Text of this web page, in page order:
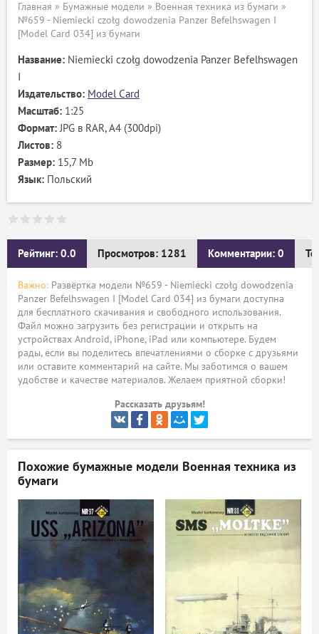
Главная » Бумажные модели » Военная техника из бумаги »
№659 - Niemiecki czołg dowodzenia Panzer Befelhswagen I
[Model Card 034] из бумаги
Название: Niemiecki czołg dowodzenia Panzer Befelhswagen
I
Издательство: Model Card
Масштаб: 1:25
Формат:JPG в RAR, A4 (300dpi)
Листов: 8
Размер: 15,7 Mb
Язык: Польский
Рейтинг: 0.0 Просмотров: 1281 Комментарии: 0
Важно: Развёртка модели №659 - Niemiecki czołg dowodzenia
Panzer Befelhswagen I [Model Card 034] из бумаги доступна
для бесплатного скачивания и свободного использования.
Файл можно загрузить без регистрации и открыть на
устройствах Android, iPhone, iPad или компьютере. Будем
рады, если вы поделитесь впечатлениями о сборке с друзьями
или оставите комментарий на сайте. Мы заботимся о вашем
удобстве и качестве материалов. Желаем приятной сборки!
Рассказать друзьям!
Похожие бумажные модели Военная техника из
бумаги